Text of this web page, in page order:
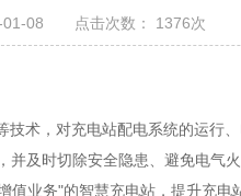
01-08 点击次数： 1376次
术，对充电站配电系统的运行
及时切除安全隐患、避免电气
务"的智慧充电站，提升充电